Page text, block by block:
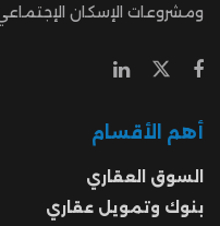
ومشروعات الإسكان
أهم الأقسام
السوق العقاري
بنوك وتمويل عقاري